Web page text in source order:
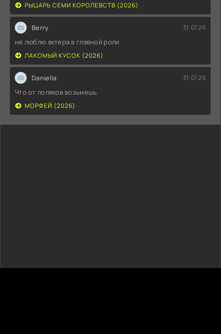
РЫЦАРЬ СЕМИ КОРОЛЕВСТВ (2026)
Berry 31.07.26
не люблю актера в главной роли
ЛАКОМЫЙ КУСОК (2026)
Daniella 31.07.26
Что от поляков возьмешь
МОРФЕЙ (2026)